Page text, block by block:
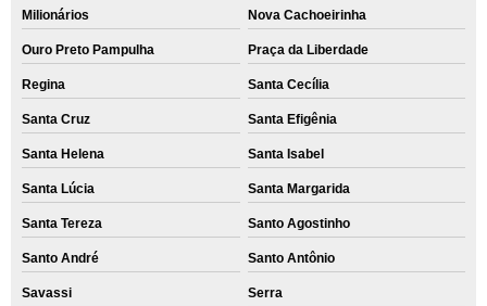
Milionários Nova Cachoeirinha
Ouro Preto Pampulha Praça da Liberdade
Regina Santa Cecília
Santa Cruz Santa Efigênia
Santa Helena Santa Isabel
Santa Lúcia Santa Margarida
Santa Tereza Santo Agostinho
Santo André Santo Antônio
Savassi Serra